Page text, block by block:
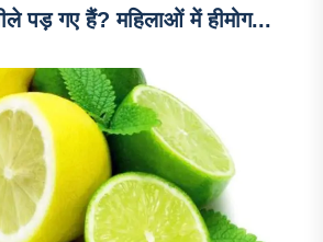
पड़ गए हैं? महिलाओं में हीमोग...